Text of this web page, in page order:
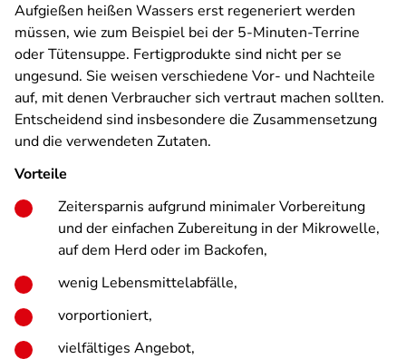
Aufgießen heißen Wassers erst regeneriert werden
müssen, wie zum Beispiel bei der 5-Minuten-Terrine
oder Tütensuppe. Fertigprodukte sind nicht per se
ungesund. Sie weisen verschiedene Vor- und Nachteile
auf, mit denen Verbraucher sich vertraut machen sollten.
Entscheidend sind insbesondere die Zusammensetzung
und die verwendeten Zutaten.
Vorteile
Zeitersparnis aufgrund minimaler Vorbereitung
und der einfachen Zubereitung in der Mikrowelle,
auf dem Herd oder im Backofen,
wenig Lebensmittelabfälle,
vorportioniert,
vielfältiges Angebot,